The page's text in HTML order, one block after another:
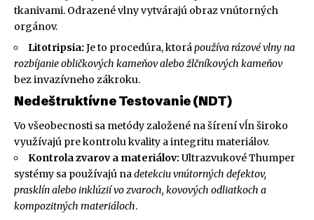
tkanivami. Odrazené vlny vytvárajú obraz vnútorných
orgánov.
Litotripsia: Je to procedúra, ktorápoužíva rázové vlny na
rozbíjanie obličkových kameňov alebo žlčníkových kameňov
bez invazívneho zákroku.
Nedeštruktívne Testovanie (NDT)
Vo všeobecnosti sa metódy založené na šírení vĺn široko
využívajú pre kontrolu kvality a integritu materiálov.
Kontrola zvarov a materiálov: Ultrazvukové Thumper
systémy sa používajú nadetekciu vnútorných defektov,
prasklín alebo inklúzií vo zvaroch, kovových odliatkoch a
kompozitných materiáloch.